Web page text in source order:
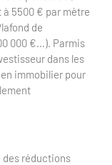
5500 € par mètre
de
000 €…). Parmis
dans les
immobilier pour
des réductions